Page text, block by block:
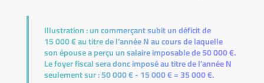
Illustration :un commerçant subit un déficit de
15 000 € au titre de l’année N au cours de laquelle
son épouse a perçu un salaire imposable de 50 000 €.
Le foyer fiscal sera donc imposé au titre de l’année N
seulement sur : 50 000 € - 15 000 € = 35 000 €.